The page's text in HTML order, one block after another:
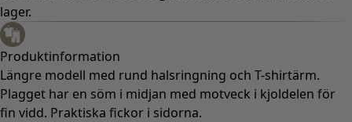
lager.
Produktinformation
Längre modell med rund halsringning och T-shirtärm.
Plagget har en söm i midjan med motveck i kjoldelen för
fin vidd. Praktiska fickor i sidorna.